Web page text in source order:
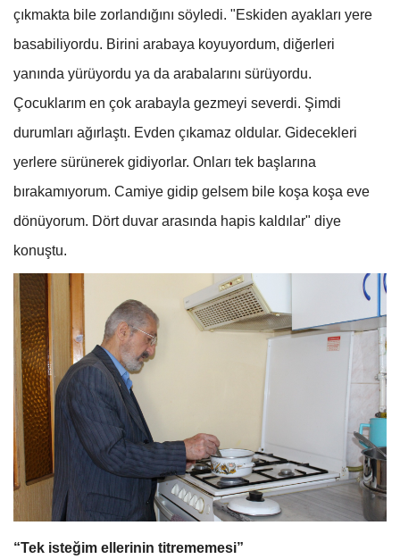
çıkmakta bile zorlandığını söyledi. "Eskiden ayakları yere
basabiliyordu. Birini arabaya koyuyordum, diğerleri
yanında yürüyordu ya da arabalarını sürüyordu.
Çocuklarım en çok arabayla gezmeyi severdi. Şimdi
durumları ağırlaştı. Evden çıkamaz oldular. Gidecekleri
yerlere sürünerek gidiyorlar. Onları tek başlarına
bırakamıyorum. Camiye gidip gelsem bile koşa koşa eve
dönüyorum. Dört duvar arasında hapis kaldılar" diye
konuştu.
“Tek isteğim ellerinin titrememesi”